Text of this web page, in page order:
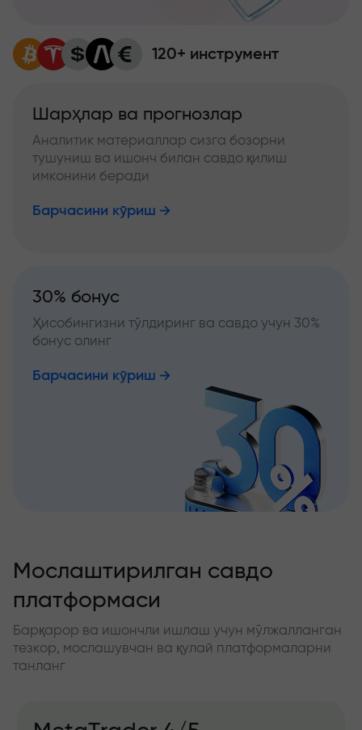
120+ инструмент
Шарҳлар ва прогнозлар
Аналитик материаллар сизга бозорни
тушуниш ва ишонч билан савдо қилиш
имконини беради
Барчасини кўриш
30% бонус
Ҳисобингизни тўлдиринг ва савдо учун 30%
бонус олинг
Барчасини кўриш
Мослаштирилган савдо
платформаси
Барқарор ва ишончли ишлаш учун мўлжалланган
тезкор, мослашувчан ва қулай платформаларни
танланг